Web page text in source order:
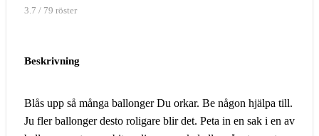
3.7 / 79 röster
Beskrivning
Blås upp så många ballonger Du orkar. Be någon hjälpa till.
Ju fler ballonger desto roligare blir det. Peta in en sak i en av